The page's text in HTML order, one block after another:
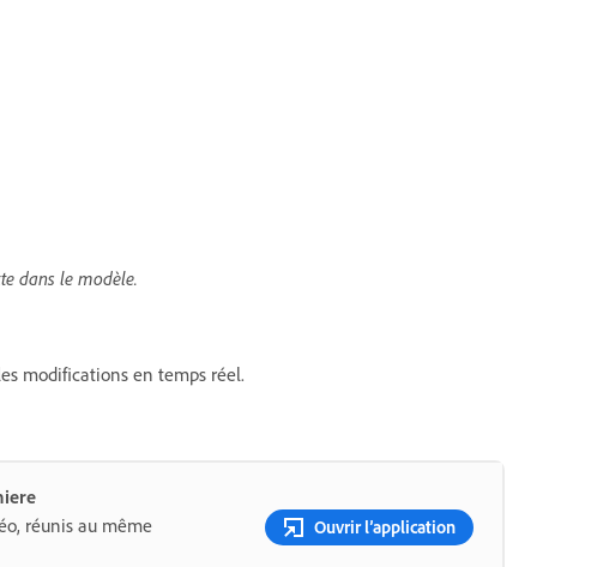
dans le modèle.
modifications en temps réel.
réunis au même
Ouvrir l’application